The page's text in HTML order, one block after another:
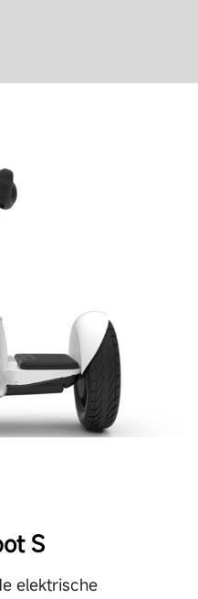
S
elektrische